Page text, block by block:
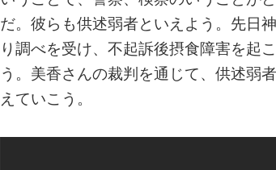
だ。彼らも供述弱者といえよう。先日
り調べを受け、不起訴後摂食障害を起
う。美香さんの裁判を通じて、供述弱
えていこう。